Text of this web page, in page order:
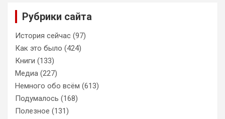
Рубрики сайта
История сейчас (97)
Как это было (424)
Книги (133)
Медиа (227)
Немного обо всём (613)
Подумалось (168)
Полезное (131)